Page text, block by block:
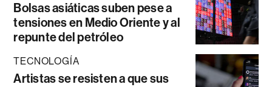
Bolsas asiáticas suben pese a
tensiones en Medio Oriente y al
repunte del petróleo
TECNOLOGÍA
Artistas se resisten a que sus